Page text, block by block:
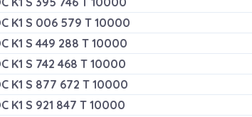
K1 S 006 579 T 10000
K1 S 449 288 T 10000
K1 S 742 468 T 10000
K1 S 877 672 T 10000
K1 S 921 847 T 10000